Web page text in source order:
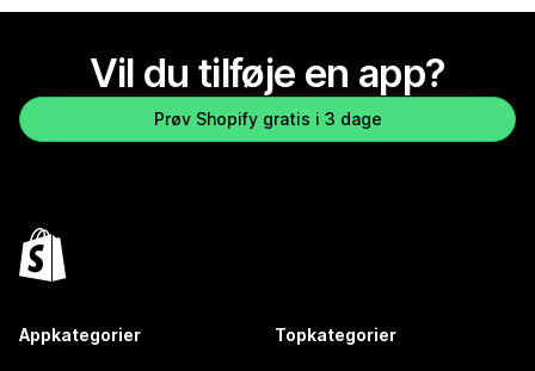
Vil du tilføje en app?
Prøv Shopify gratis i 3 dage
Appkategorier Topkategorier